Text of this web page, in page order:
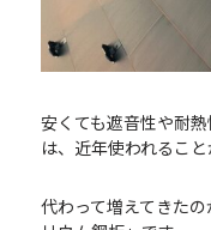
安くても遮音性や耐
は、近年使われること
代わって増えてきた